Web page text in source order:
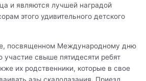
и являются лучшей наградой
этого удивительного детского
посвященном Международному дню
участие свыше пятидесяти ребят
их родственники, которые в свое
азы скалолазания. Приезд